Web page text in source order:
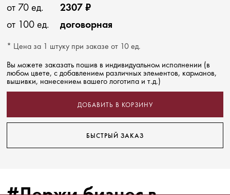
от 70 ед.
2307 ₽
от 100 ед.
договорная
* Цена за 1 штуку при заказе от 10 ед.
Вы можете заказать пошив в индивидуальном исполнении (в
любом цвете, с добавлением различных элементов, карманов,
вышивки, нанесением вашего логотипа и т.д.)
ДОБАВИТЬ В КОРЗИНУ
БЫСТРЫЙ ЗАКАЗ